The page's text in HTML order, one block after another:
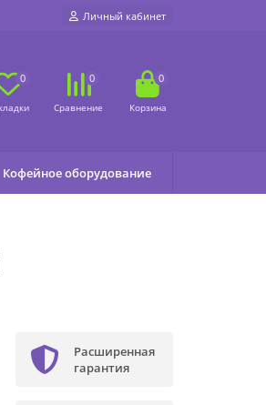
Личный кабинет
0 0 0
Кофейное оборудование
Расширенная
гарантия